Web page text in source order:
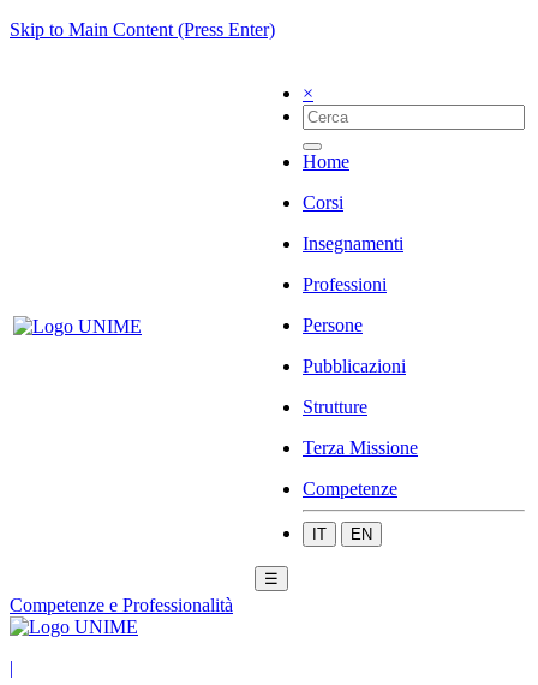
Skip to Main Content (Press Enter)
×
Home
Corsi
Insegnamenti
Professioni
Persone
Pubblicazioni
Strutture
Terza Missione
Competenze
IT EN
☰
Competenze e Professionalità
|